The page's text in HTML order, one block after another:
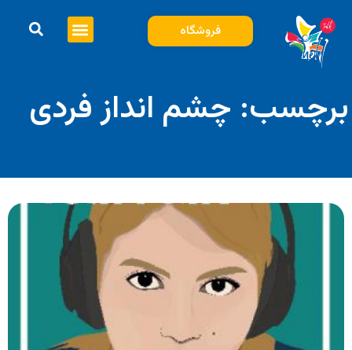
فروشگاه
برچسب: چشم انداز فردی